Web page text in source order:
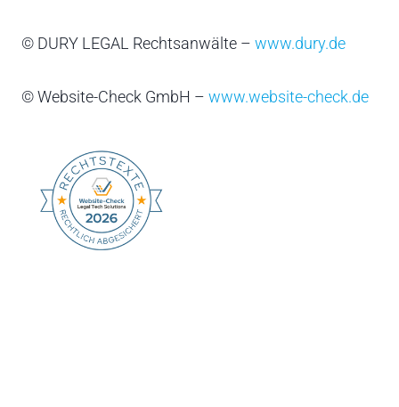
© DURY LEGAL Rechtsanwälte – www.dury.de
© Website-Check GmbH – www.website-check.de